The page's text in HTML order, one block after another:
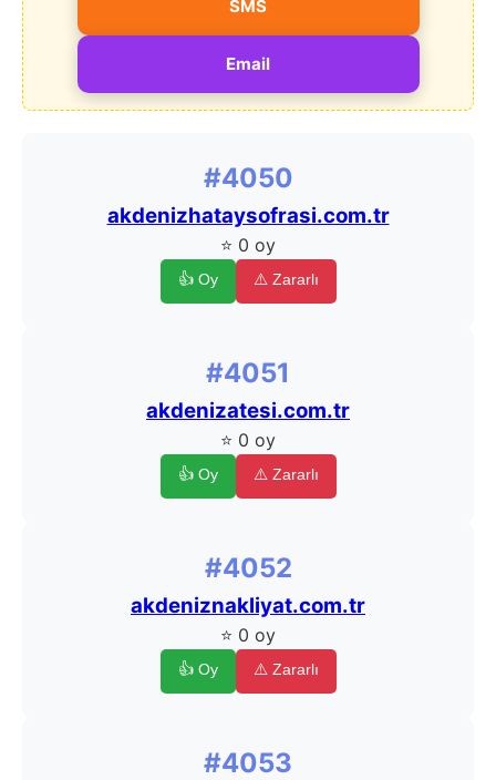
SMS
Email
#4050
akdenizhataysofrasi.com.tr
⭐ 0 oy
👍 Oy ⚠️ Zararlı
#4051
akdenizatesi.com.tr
⭐ 0 oy
👍 Oy ⚠️ Zararlı
#4052
akdeniznakliyat.com.tr
⭐ 0 oy
👍 Oy ⚠️ Zararlı
#4053